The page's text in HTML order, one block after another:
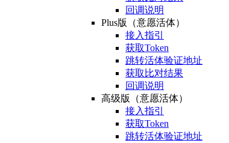
回调说明
Plus版（意愿活体）
接入指引
获取Token
跳转活体验证地址
获取比对结果
回调说明
高级版（意愿活体）
接入指引
获取Token
跳转活体验证地址